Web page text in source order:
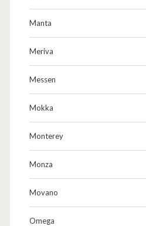
Manta
Meriva
Messen
Mokka
Monterey
Monza
Movano
Omega